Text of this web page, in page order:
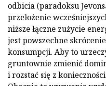
odbicia (paradoksu
przełożenie
niższe łączne zużycie
jest powszechne
konsumpcji. Aby to
gruntownie zmienić
i rozstać się z